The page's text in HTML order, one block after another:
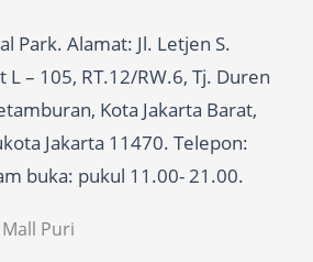
Park. Alamat: Jl. Letjen S.
– 105, RT.12/RW.6, Tj. Duren
Kota Jakarta Barat,
Jakarta 11470. Telepon:
buka: pukul 11.00- 21.00.
Puri